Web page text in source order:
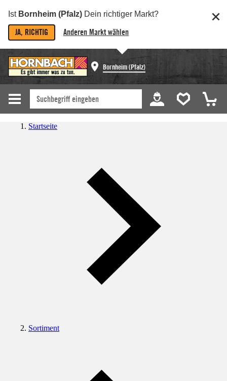
Ist Bornheim (Pfalz) Dein richtiger Markt?
JA, RICHTIG Anderen Markt wählen
Bornheim (Pfalz)
Startseite
Sortiment